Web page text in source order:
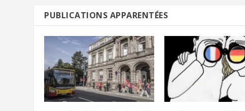
PUBLICATIONS APPARENTÉES